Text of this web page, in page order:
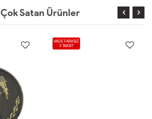
Çok Satan Ürünler
VADE FARKSIZ
3 TAKSİT